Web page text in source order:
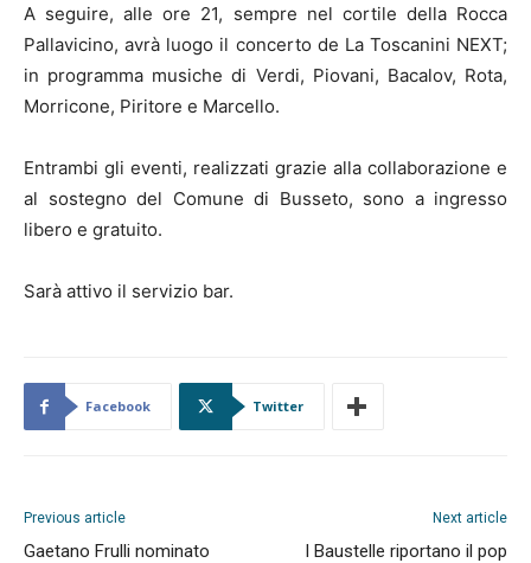
A seguire, alle ore 21, sempre nel cortile della Rocca
Pallavicino, avrà luogo il concerto de La Toscanini NEXT;
in programma musiche di Verdi, Piovani, Bacalov, Rota,
Morricone, Piritore e Marcello.
Entrambi gli eventi, realizzati grazie alla collaborazione e
al sostegno del Comune di Busseto, sono a ingresso
libero e gratuito.
Sarà attivo il servizio bar.
Facebook Twitter
Previous article
Gaetano Frulli nominato
Next article
I Baustelle riportano il pop